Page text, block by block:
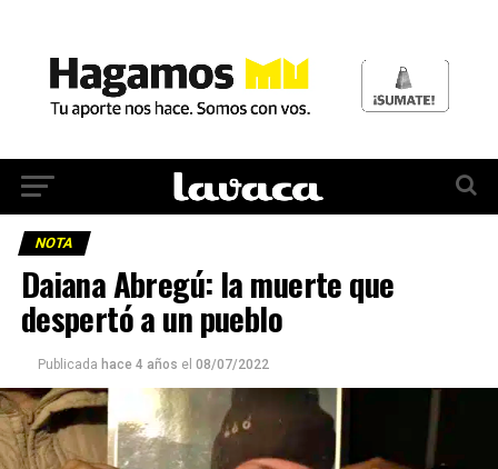
NOTA
Daiana Abregú: la muerte que
despertó a un pueblo
Publicada hace 4 años el 08/07/2022